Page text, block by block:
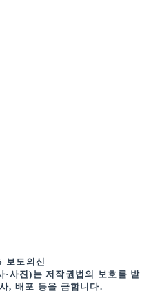
보도의신
·사진)는 저작권법의 보호를 받
, 배포 등을 금합니다.